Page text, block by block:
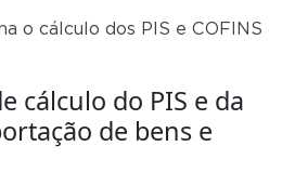
o cálculo dos PIS e COFINS
cálculo do PIS e da
de bens e